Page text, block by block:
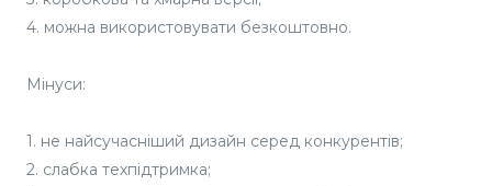
4. можна використовувати безкоштовно.
Мінуси:
1. не найсучасніший дизайн серед конкурентів;
2. слабка техпідтримка;